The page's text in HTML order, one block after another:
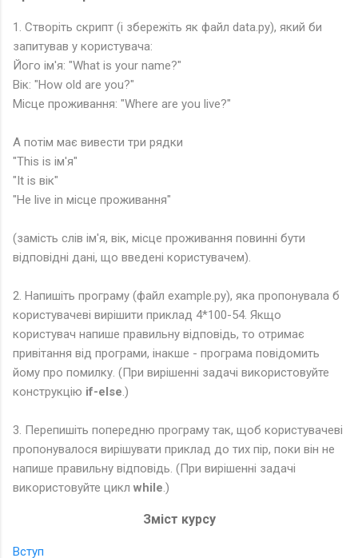
1. Створіть скрипт (і збережіть як файл data.py), який би
запитував у користувача:
Його ім'я: "What is your name?"
Вік: "How old are you?"
Місце проживання: "Where are you live?"
А потім має вивести три рядки
"This is ім'я"
"It is вік"
"He live in місце проживання"
(замість слів ім'я, вік, місце проживання повинні бути
відповідні дані, що введені користувачем).
2. Напишіть програму (файл example.py), яка пропонувала б
користувачеві вирішити приклад 4*100-54. Якщо
користувач напише правильну відповідь, то отримає
привітання від програми, інакше - програма повідомить
йому про помилку. (При вирішенні задачі використовуйте
конструкцію if-else .)
3. Перепишіть попередню програму так, щоб користувачеві
пропонувалося вирішувати приклад до тих пір, поки він не
напише правильну відповідь. (При вирішенні задачі
використовуйте цикл while .)
Зміст курсу
Вступ